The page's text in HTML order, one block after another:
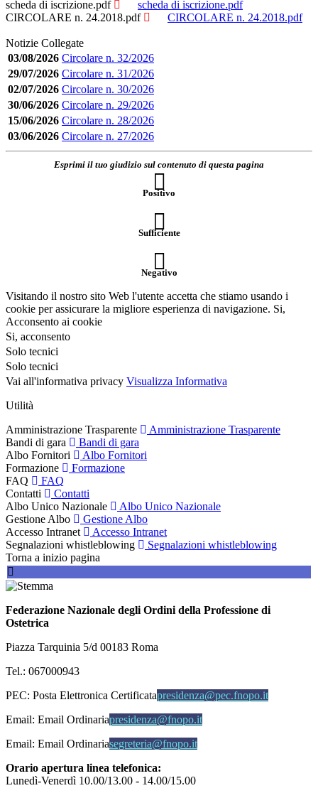
scheda di iscrizione.pdf
scheda di iscrizione.pdf
CIRCOLARE n. 24.2018.pdf
CIRCOLARE n. 24.2018.pdf
Notizie Collegate
03/08/2026 Circolare n. 32/2026
29/07/2026 Circolare n. 31/2026
02/07/2026 Circolare n. 30/2026
30/06/2026 Circolare n. 29/2026
15/06/2026 Circolare n. 28/2026
03/06/2026 Circolare n. 27/2026
Esprimi il tuo giudizio sul contenuto di questa pagina
Positivo
Sufficiente
Negativo
Visitando il nostro sito Web l'utente accetta che stiamo usando i
cookie per assicurare la migliore esperienza di navigazione. Si,
Acconsento ai cookie
Si, acconsento
Solo tecnici
Solo tecnici
Vai all'informativa privacy Visualizza Informativa
Utilità
Amministrazione Trasparente
Amministrazione Trasparente
Bandi di gara
Bandi di gara
Albo Fornitori
Albo Fornitori
Formazione
Formazione
FAQ
FAQ
Contatti
Contatti
Albo Unico Nazionale
Albo Unico Nazionale
Gestione Albo
Gestione Albo
Accesso Intranet
Accesso Intranet
Segnalazioni whistleblowing
Segnalazioni whistleblowing
Torna a inizio pagina
Federazione Nazionale degli Ordini della Professione di
Ostetrica
Piazza Tarquinia 5/d 00183 Roma
Tel.: 067000943
PEC: Posta Elettronica Certificatapresidenza@pec.fnopo.it
Email: Email Ordinariapresidenza@fnopo.it
Email: Email Ordinariasegreteria@fnopo.it
Orario apertura linea telefonica:
Lunedì-Venerdì 10.00/13.00 - 14.00/15.00